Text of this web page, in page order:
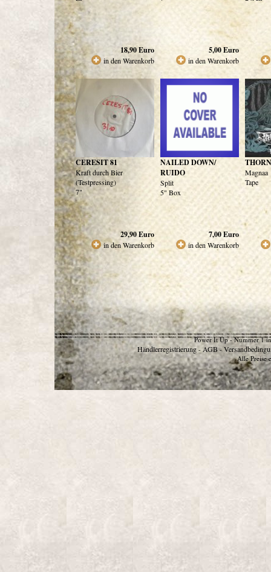
18,90Euro
in den Warenkorb
5,00Euro
in den Warenkorb
CERESIT 81
Kraft durch Bier
(Testpressing)
7"
29,90Euro
in den Warenkorb
NAILED DOWN/
RUIDO
Split
5" Box
7,00Euro
in den Warenkorb
Magnaa
Tape
Power It Up - Nummer 1
Händlerregistrierung - AGB -
Alle Preise